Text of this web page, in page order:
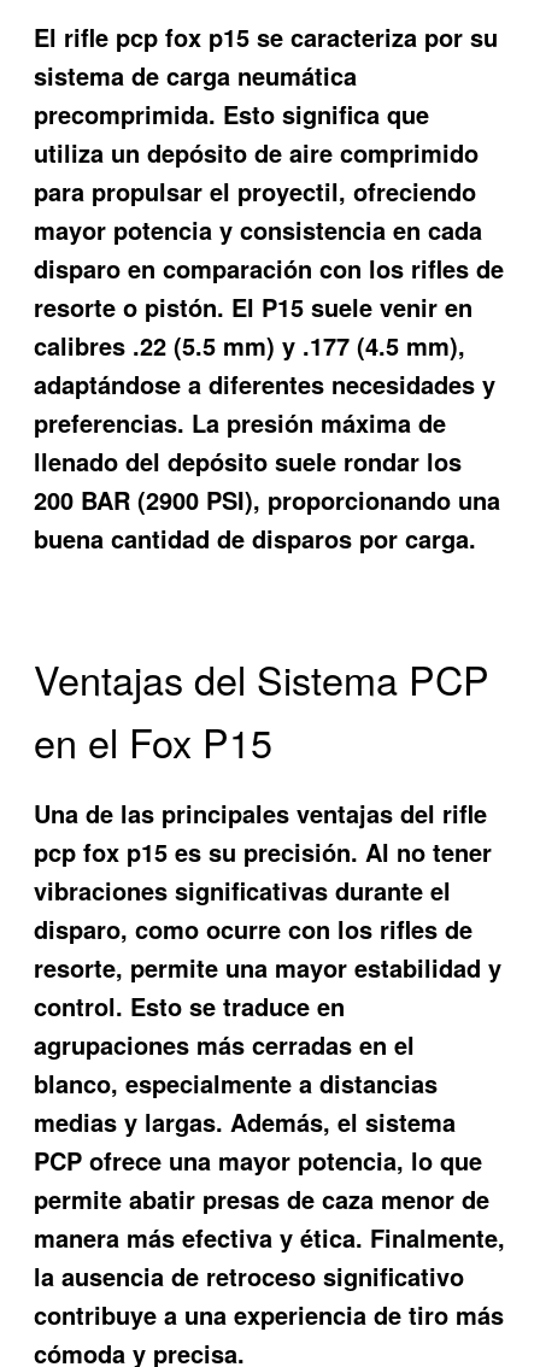
El rifle pcp fox p15 se caracteriza por su
sistema de carga neumática
precomprimida. Esto significa que
utiliza un depósito de aire comprimido
para propulsar el proyectil, ofreciendo
mayor potencia y consistencia en cada
disparo en comparación con los rifles de
resorte o pistón. El P15 suele venir en
calibres .22 (5.5 mm) y .177 (4.5 mm),
adaptándose a diferentes necesidades y
preferencias. La presión máxima de
llenado del depósito suele rondar los
200 BAR (2900 PSI), proporcionando una
buena cantidad de disparos por carga.
Ventajas del Sistema PCP
en el Fox P15
Una de las principales ventajas del rifle
pcp fox p15 es su precisión. Al no tener
vibraciones significativas durante el
disparo, como ocurre con los rifles de
resorte, permite una mayor estabilidad y
control. Esto se traduce en
agrupaciones más cerradas en el
blanco, especialmente a distancias
medias y largas. Además, el sistema
PCP ofrece una mayor potencia, lo que
permite abatir presas de caza menor de
manera más efectiva y ética. Finalmente,
la ausencia de retroceso significativo
contribuye a una experiencia de tiro más
cómoda y precisa.